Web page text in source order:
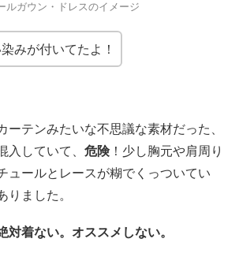
ルガウン・ドレスのイメージ
みが付いてたよ！
ーテンみたいな不思議な素材だった、
入していて、 危険！少し胸元や肩周り
ュールとレースが糊でくっついてい
りました。
対着ない。オススメしない。